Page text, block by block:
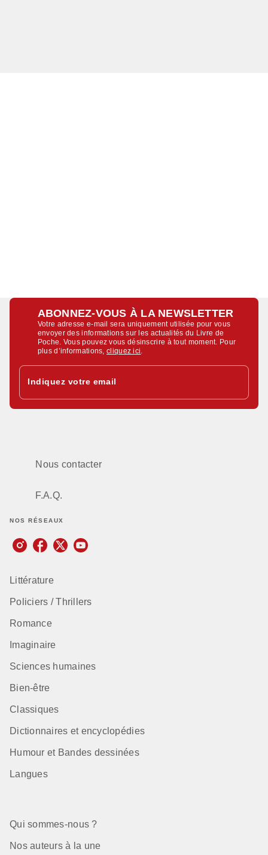
ABONNEZ-VOUS À LA NEWSLETTER
Votre adresse e-mail sera uniquement utilisée pour vous
envoyer des informations sur les actualités du Livre de
Poche. Vous pouvez vous désinscrire à tout moment. Pour
plus d’informations,cliquez ici
Indiquez votre email
Nous contacter
F.A.Q.
NOS RÉSEAUX
Littérature
Policiers / Thrillers
Romance
Imaginaire
Sciences humaines
Bien-être
Classiques
Dictionnaires et encyclopédies
Humour et Bandes dessinées
Langues
Qui sommes-nous ?
Nos auteurs à la une